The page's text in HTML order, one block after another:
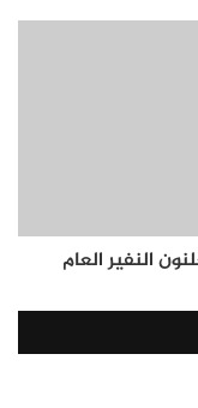
النفير العام